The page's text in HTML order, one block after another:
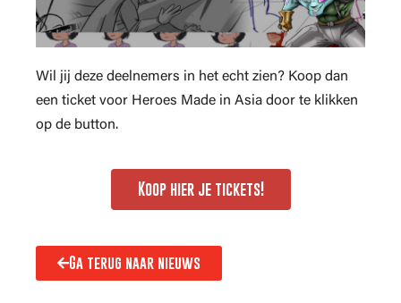
Wil jij deze deelnemers in het echt zien? Koop dan
een ticket voor Heroes Made in Asia door te klikken
op de button.
Koop hier je tickets!
Ga terug naar nieuws